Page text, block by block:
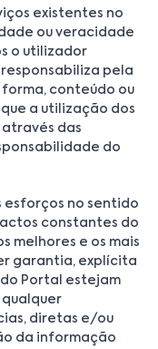
existentes no
ou veracidade
o utilizador
responsabiliza pela
conteúdo ou
a utilização dos
das
do
esforços no sentido
constantes do
melhores e os mais
garantia, explícita
Portal estejam
qualquer
diretas e/ou
da informação